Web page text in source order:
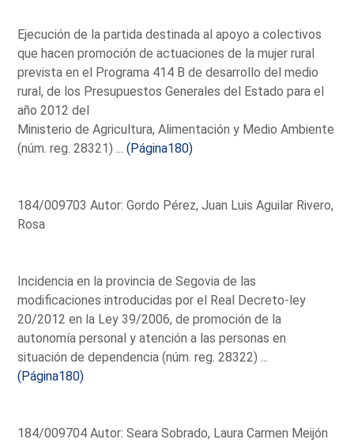
Ejecución de la partida destinada al apoyo a colectivos
que hacen promoción de actuaciones de la mujer rural
prevista en el Programa 414 B de desarrollo del medio
rural, de los Presupuestos Generales del Estado para el
año 2012 del
Ministerio de Agricultura, Alimentación y Medio Ambiente
(núm. reg. 28321) ...(Página180)
184/009703 Autor: Gordo Pérez, Juan Luis Aguilar Rivero,
Rosa
Incidencia en la provincia de Segovia de las
modificaciones introducidas por el Real Decreto-ley
20/2012 en la Ley 39/2006, de promoción de la
autonomía personal y atención a las personas en
situación de dependencia (núm. reg. 28322) ...
(Página180)
184/009704 Autor: Seara Sobrado, Laura Carmen Meijón